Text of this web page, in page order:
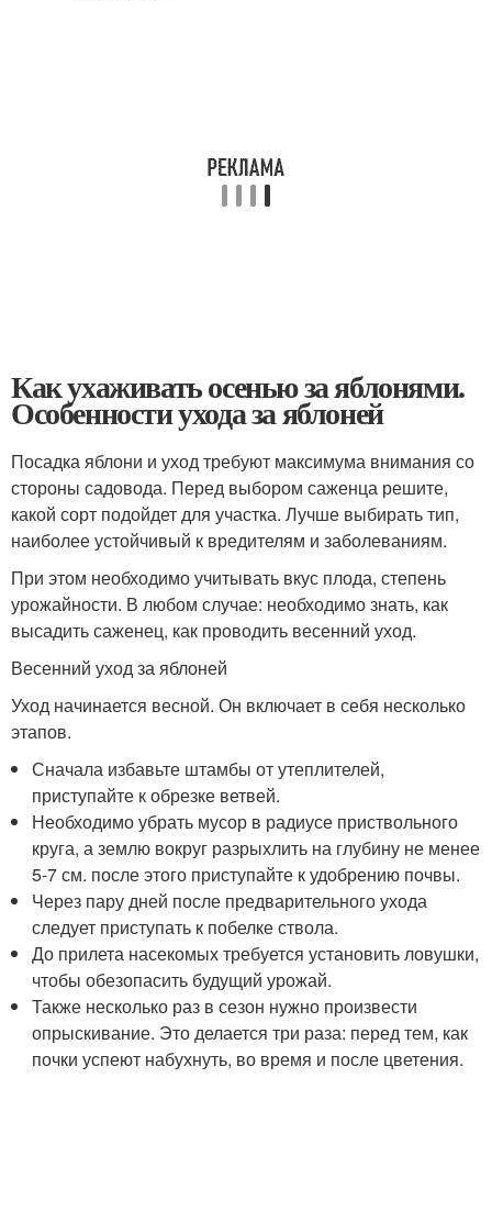
Как ухаживать осенью за яблонями.
Особенности ухода за яблоней
Посадка яблони и уход требуют максимума внимания со
стороны садовода. Перед выбором саженца решите,
какой сорт подойдет для участка. Лучше выбирать тип,
наиболее устойчивый к вредителям и заболеваниям.
При этом необходимо учитывать вкус плода, степень
урожайности. В любом случае: необходимо знать, как
высадить саженец, как проводить весенний уход.
Весенний уход за яблоней
Уход начинается весной. Он включает в себя несколько
этапов.
Сначала избавьте штамбы от утеплителей,
приступайте к обрезке ветвей.
Необходимо убрать мусор в радиусе приствольного
круга, а землю вокруг разрыхлить на глубину не менее
5-7 см. после этого приступайте к удобрению почвы.
Через пару дней после предварительного ухода
следует приступать к побелке ствола.
До прилета насекомых требуется установить ловушки,
чтобы обезопасить будущий урожай.
Также несколько раз в сезон нужно произвести
опрыскивание. Это делается три раза: перед тем, как
почки успеют набухнуть, во время и после цветения.